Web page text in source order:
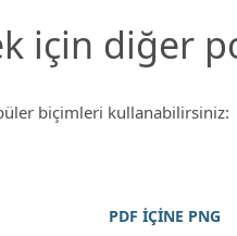
için diğer
biçimleri kullanabilirsiniz:
PDF İÇİNE PNG